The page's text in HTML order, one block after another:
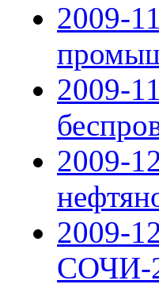
2009-
2009-
2009-
2009-
СОЧИ-